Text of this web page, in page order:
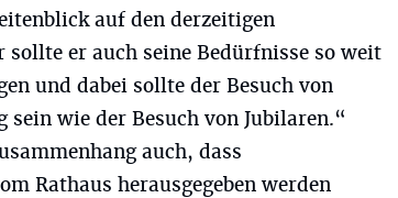
auf den derzeitigen
er auch seine Bedürfnisse so weit
und dabei sollte der Besuch von
wie der Besuch von Jubilaren.“
auch, dass
Rathaus herausgegeben werden